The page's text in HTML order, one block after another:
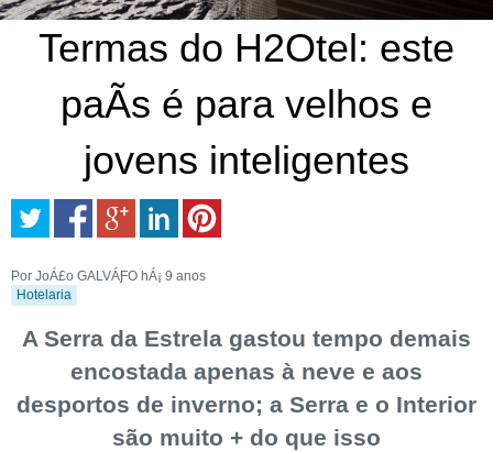
Termas do H2Otel: este
paÃ­s é para velhos e
jovens inteligentes
Por JoÁ£o GALVÁƑO hÁ¡ 9 anos
Hotelaria
A Serra da Estrela gastou tempo demais
encostada apenas à neve e aos
desportos de inverno; a Serra e o Interior
são muito + do que isso